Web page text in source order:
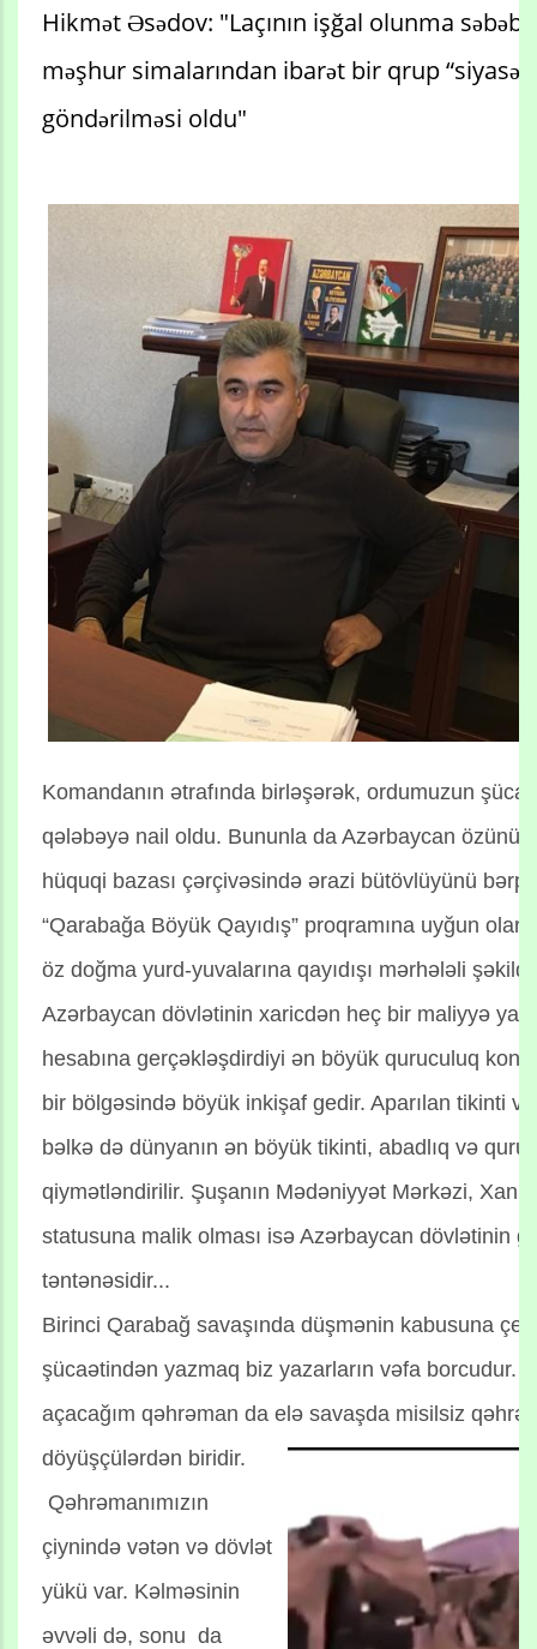
Hikmət Əsədov: "Laçının işğal olunma
məşhur simalarından ibarət bir qrup
göndərilməsi oldu"
Komandanın ətrafında birləşərək, ordumuzun
qələbəyə nail oldu. Bununla da Azərbaycan özünün
hüquqi bazası çərçivəsində ərazi bütövlüyünü
“Qarabağa Böyük Qayıdış” proqramına uyğun
öz doğma yurd-yuvalarına qayıdışı mərhələli
Azərbaycan dövlətinin xaricdən heç bir maliyyə
hesabına gerçəkləşdirdiyi ən böyük quruculuq
bir bölgəsində böyük inkişaf gedir. Aparılan tikinti
bəlkə də dünyanın ən böyük tikinti, abadlıq və
qiymətləndirilir. Şuşanın Mədəniyyət Mərkəzi,
statusuna malik olması isə Azərbaycan dövlətinin
təntənəsidir...
Birinci Qarabağ savaşında düşmənin kabusuna
şücaətindən yazmaq biz yazarların vəfa borcudur.
açacağım qəhrəman da elə savaşda misilsiz
döyüşçülərdən biridir.
Qəhrəmanımızın
çiynində vətən və dövlət
yükü var. Kəlməsinin
əvvəli də, sonu da